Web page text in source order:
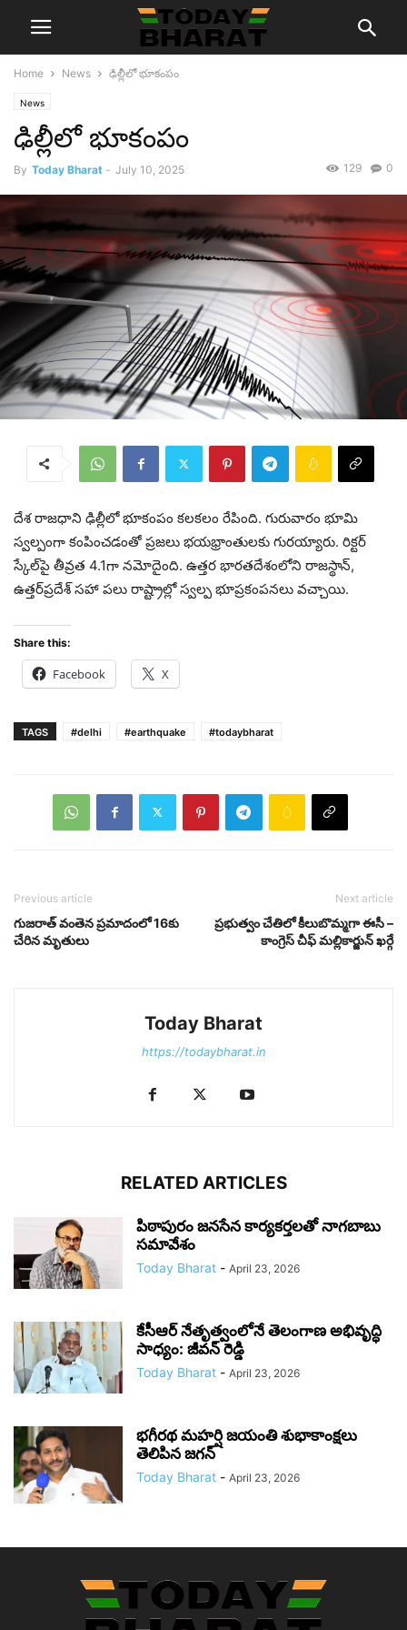
Home News ఢిల్లీలో భూకంపం
News
ఢిల్లీలో భూకంపం
By Today Bharat - July 10, 2025 0
129
దేశ రాజ‌ధాని ఢిల్లీలో భూకంపం క‌ల‌క‌లం రేపింది. గురువారం భూమి
స్వ‌ల్పంగా కంపించ‌డంతో ప్ర‌జ‌లు భ‌య‌భ్రాంతుల‌కు గుర‌య్యారు. రిక్టర్‌
స్కేల్‌పై తీవ్రత 4.1గా నమోదైంది. ఉత్తర భారతదేశంలోని రాజస్థాన్‌,
ఉత్తర్‌ప్రదేశ్‌ సహా పలు రాష్ట్రాల్లో స్వల్ప భూప్రకంపనలు వచ్చాయి.
Share this:
Facebook X
TAGS #delhi #earthquake #todaybharat
Previous article
గుజ‌రాత్ వంతెన ప్ర‌మాదంలో 16కు
చేరిన‌ మృతులు
Next article
ప్ర‌భుత్వం చేతిలో కీలుబొమ్మ‌గా ఈసీ –
కాంగ్రెస్ చీఫ్ మల్లికార్జున్ ఖర్గే
Today Bharat
https://todaybharat.in
RELATED ARTICLES
పిఠాపురం జనసేన కార్యకర్తలతో నాగబాబు
సమావేశం
Today Bharat - April 23, 2026
కేసీఆర్ నేతృత్వంలోనే తెలంగాణ అభివృద్ధి
సాధ్యం: జీవన్ రెడ్డి
Today Bharat - April 23, 2026
భగీరథ మహర్షి జయంతి శుభాకాంక్షలు
తెలిపిన జగన్‌
Today Bharat - April 23, 2026